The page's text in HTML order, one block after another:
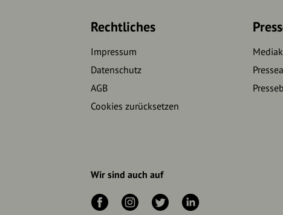
Rechtliches
Impressum
Datenschutz
AGB
Cookies zurücksetzen
Wir sind auch auf